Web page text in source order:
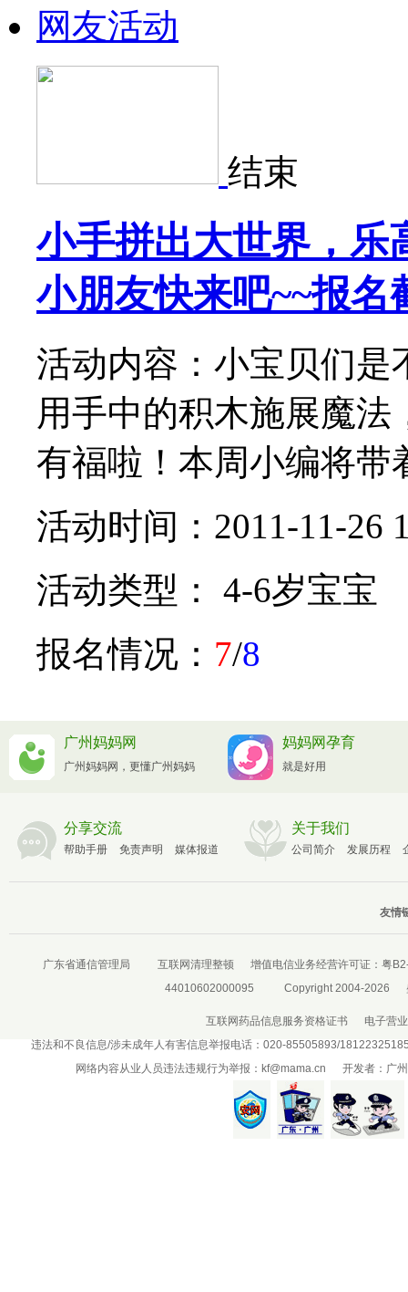
网友活动
结束
小手拼出大世界，乐
小朋友快来吧~~报名
活动内容：小宝贝们是
用手中的积木施展魔
有福啦！本周小编将带
活动时间：2011-11-26
活动类型： 4-6岁宝宝
报名情况： 7/8
广州妈妈网
广州妈妈网，更懂广州妈妈
妈妈网孕育
就是好用
分享交流
帮助手册 免责声明 媒体报道
关于我们
公司简介 发展历程
友情
广东省通信管理局 互联网清理整顿 增值电信业务经营许可证： 粤
44010602000095
Copyright 2004-2026
互联网药品信息服务资格证书
电子营
违法和不良信息/涉未成年人有害信息举报电话：020-85505893/
网络内容从业人员违法违规行为举报： kf@mama.cn 开发者：广